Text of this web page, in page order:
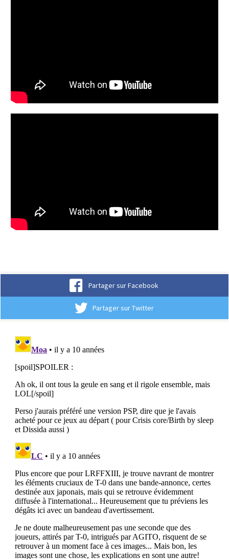
Partager sur Facebook
Partager sur Twitter